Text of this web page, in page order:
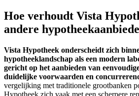
Hoe verhoudt Vista
andere
Vista Hypotheek onderscheidt zich
hypotheeklandschap als een modern
gericht op het aanbieden van
duidelijke voorwaarden en
vergelijking met traditionele grootbanken